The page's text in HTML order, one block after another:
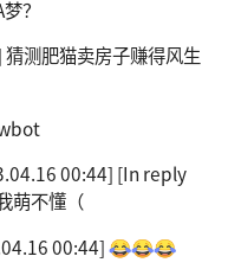
？
测肥猫卖房子赚得风生
00:44] [In reply
萌不懂（
00:44] 😂😂😂